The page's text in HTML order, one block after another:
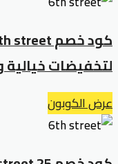
لتخفيضات
عرض الكوبون